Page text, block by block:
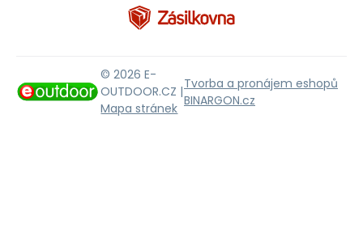
© 2026 E-
OUTDOOR.CZ |
Mapa stránek
Tvorba a pronájem eshopů
BINARGON.cz